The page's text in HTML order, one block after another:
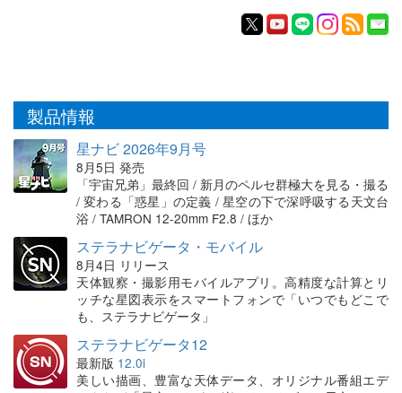
製品情報
星ナビ 2026年9月号
8月5日 発売
「宇宙兄弟」最終回 / 新月のペルセ群極大を見る・撮る
/ 変わる「惑星」の定義 / 星空の下で深呼吸する天文台
浴 / TAMRON 12-20mm F2.8 / ほか
ステラナビゲータ・モバイル
8月4日 リリース
天体観察・撮影用モバイルアプリ。高精度な計算とリ
ッチな星図表示をスマートフォンで「いつでもどこで
も、ステラナビゲータ」
ステラナビゲータ12
最新版 12.0i
美しい描画、豊富な天体データ、オリジナル番組エデ